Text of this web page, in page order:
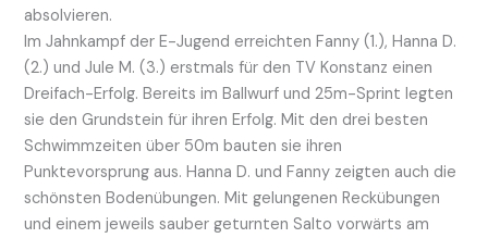
absolvieren.
Im Jahnkampf der E-Jugend erreichten Fanny (1.), Hanna D.
(2.) und Jule M. (3.) erstmals für den TV Konstanz einen
Dreifach-Erfolg. Bereits im Ballwurf und 25m-Sprint legten
sie den Grundstein für ihren Erfolg. Mit den drei besten
Schwimmzeiten über 50m bauten sie ihren
Punktevorsprung aus. Hanna D. und Fanny zeigten auch die
schönsten Bodenübungen. Mit gelungenen Reckübungen
und einem jeweils sauber geturnten Salto vorwärts am